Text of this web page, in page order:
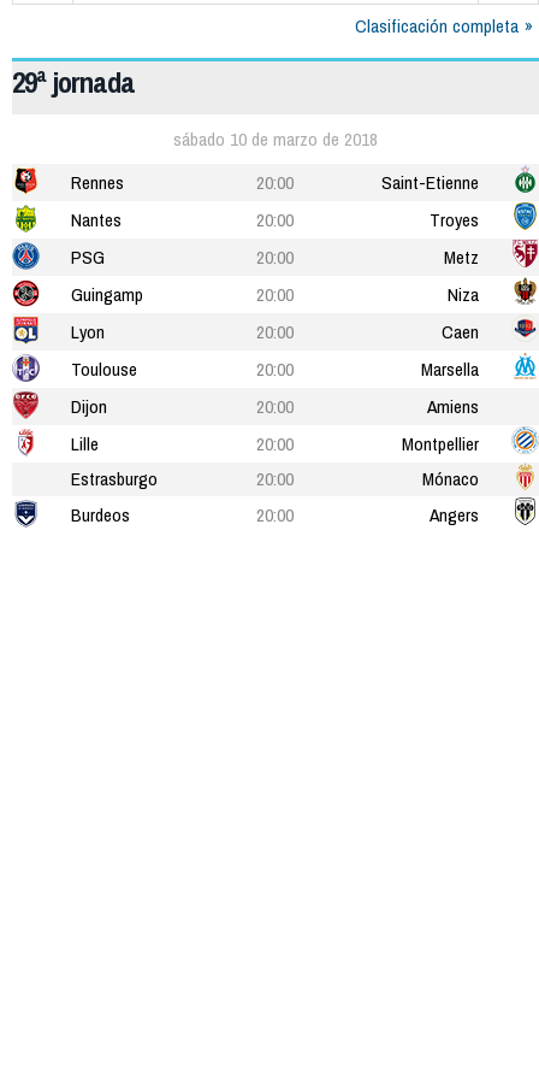
Clasificación completa
29ª jornada
sábado 10 de marzo de 2018
Rennes
20:00
Saint-Etienne
Nantes
20:00
Troyes
PSG
20:00
Metz
Guingamp
20:00
Niza
Lyon
20:00
Caen
Toulouse
20:00
Marsella
Dijon
20:00
Amiens
Lille
20:00
Montpellier
Estrasburgo
20:00
Mónaco
Burdeos
20:00 Angers